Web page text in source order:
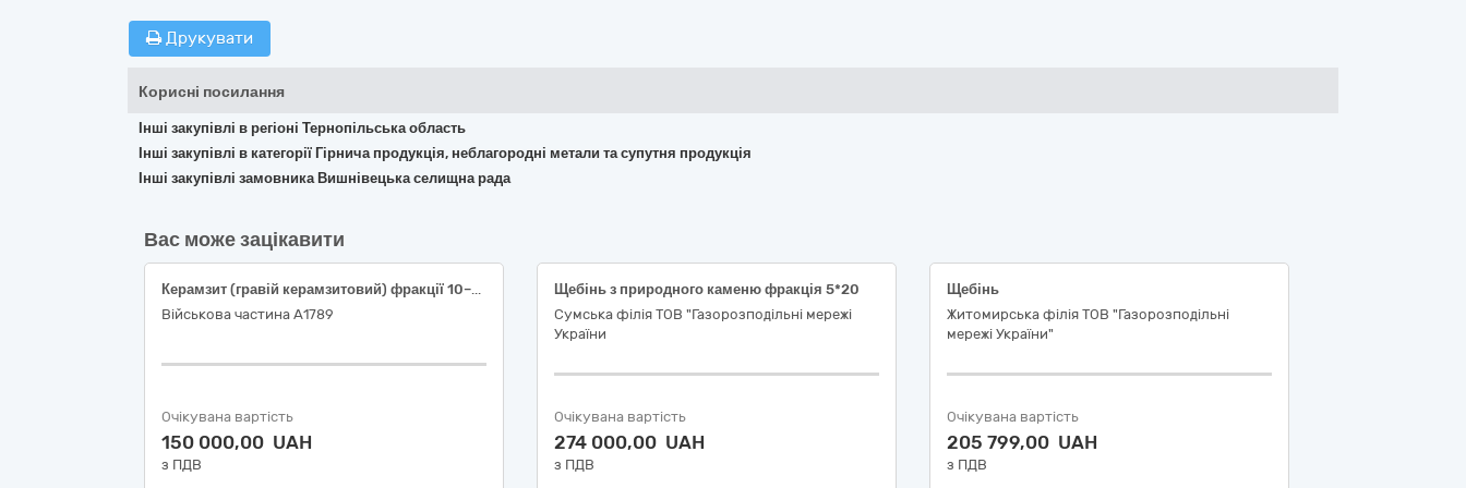
Друкувати
Корисні посилання
Інші закупівлі в регіоні Тернопільська область
Інші закупівлі в категорії Гірнича продукція, неблагородні метали та супутня продукція
Інші закупівлі замовника Вишнівецька селищна рада
Вас може зацікавити
Керамзит (гравій керамзитовий) фракції 10–20 мм
Військова частина А1789
Очікувана вартість
150 000,00 UAH
з ПДВ
Щебінь з природного каменю фракція 5*20
Сумська філія ТОВ "Газорозподільні мережі
України
Очікувана вартість
274 000,00 UAH
з ПДВ
Щебінь
Житомирська філія ТОВ "Газорозподільні
мережі України"
Очікувана вартість
205 799,00 UAH
з ПДВ